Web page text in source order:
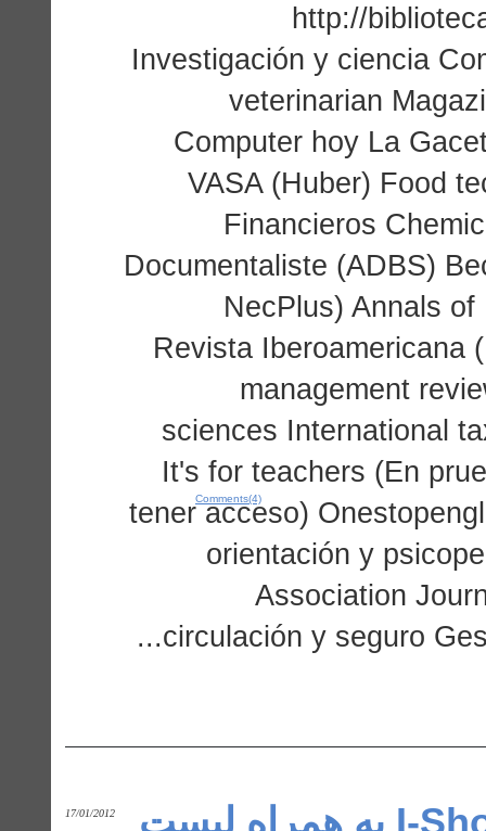
http://
Investigación y ciencia
veterinarian
Computer hoy La
VASA (Huber) Food
Financieros
Documentaliste (ADBS)
NecPlus) Annals
Revista Iberoamericana
management
sciences International
It's for teachers (En
tener acceso)
orientación y
Association
circulación y seguro
Comments(4)
پسورد دانشگاه I-Shou University به همراه لیست 17/01/2012